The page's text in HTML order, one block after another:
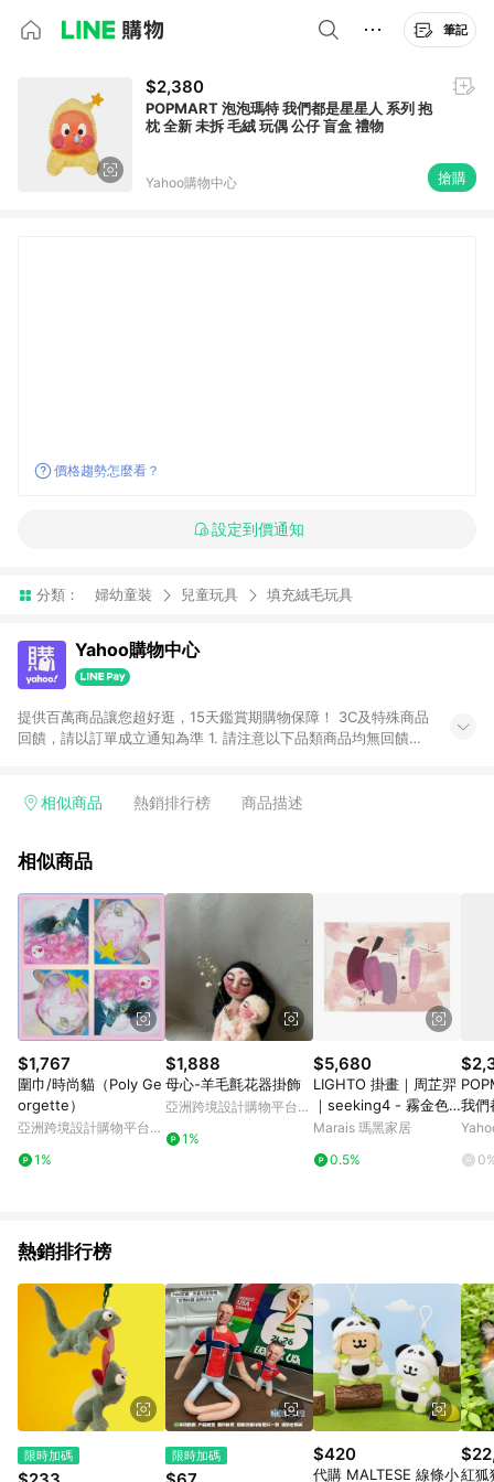
筆記
$2,380
POPMART 泡泡瑪特 我們都是星星人 系列 抱
枕 全新 未拆 毛絨 玩偶 公仔 盲盒 禮物
Yahoo購物中心 搶購
價格趨勢怎麼看？
設定到價通知
分類： 婦幼童裝 兒童玩具 填充絨毛玩具
Yahoo購物中心
提供百萬商品讓您超好逛，15天鑑賞期購物保障！ 3C及特殊商品
回饋，請以訂單成立通知為準 1. 請注意以下品類商品均無回饋：
電玩/遊戲/相機/單眼/鏡頭/拍立得 [2024/6/1起適用] -內接硬
的購回饋活動享Yahoo超贈點回饋者 - 購物中心商店之商品：商
3. 訂單回饋金額將扣除運費/購物金/超贈點/福利金/紅利折抵/折
價券等虛擬貨幣折抵 4. 大宗採購或批發轉賣不具回饋資格： 如
有相關事證認定您為大宗採購、批發轉賣而非最終消費使用者，
相關認定以Yahoo購物中心之認定為準
相似商品 熱銷排行榜 商品描述
相似商品
$1,767
圍巾/時尚貓（Poly Ge
orgette）
亞洲跨境設計購物平台
1%
$1,888
母心-羊毛氈花器掛飾
亞洲跨境設計購物平台
1%
$5,680
LIGHTO 掛畫｜周芷羿
｜seeking4 - 霧金色
鋁框-50 x 70 cm
Marais 瑪黑家居
0.5%
我們
抱枕
熱銷排行榜
限時加碼 限時加碼 $420
代購 MALTESE 線條小紅狐